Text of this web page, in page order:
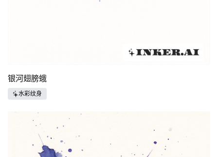
银河翅膀蛾
水彩纹身